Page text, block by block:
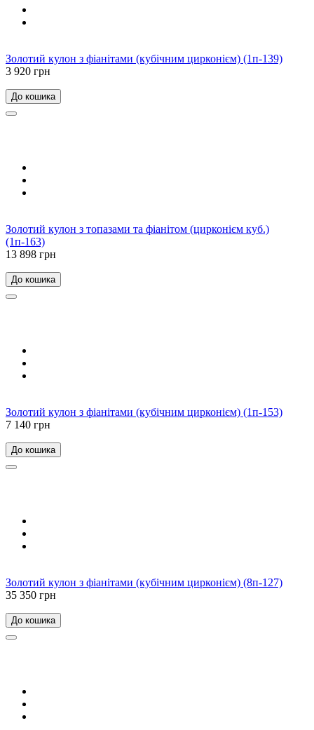
Золотий кулон з фіанітами (кубічним цирконієм) (1п-139)
3 920 грн
До кошика
Золотий кулон з топазами та фіанітом (цирконієм куб.)
(1п-163)
13 898 грн
До кошика
Золотий кулон з фіанітами (кубічним цирконієм) (1п-153)
7 140 грн
До кошика
Золотий кулон з фіанітами (кубічним цирконієм) (8п-127)
35 350 грн
До кошика